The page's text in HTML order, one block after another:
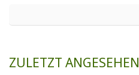
ZULETZT ANGESEHEN